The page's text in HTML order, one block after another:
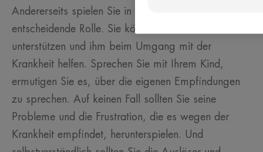
Andererseits spielen Sie in diesem Kontext eine
entscheidende Rolle. Sie können Ihr Kind
unterstützen und ihm beim Umgang mit der
Krankheit helfen. Sprechen Sie mit Ihrem Kind,
ermutigen Sie es, über die eigenen Empfindungen
zu sprechen. Auf keinen Fall sollten Sie seine
Probleme und die Frustration, die es wegen der
Krankheit empfindet, herunterspielen. Und